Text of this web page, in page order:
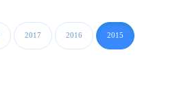
2017 2016 2015